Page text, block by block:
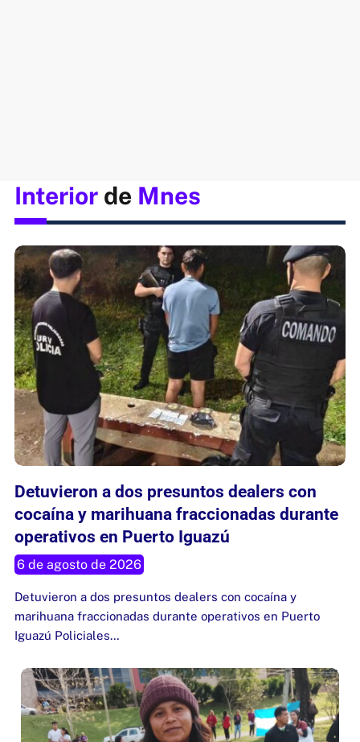
Interior de Mnes
Detuvieron a dos presuntos dealers con
cocaína y marihuana fraccionadas durante
operativos en Puerto Iguazú
6 de agosto de 2026
Detuvieron a dos presuntos dealers con cocaína y
marihuana fraccionadas durante operativos en Puerto
Iguazú Policiales…